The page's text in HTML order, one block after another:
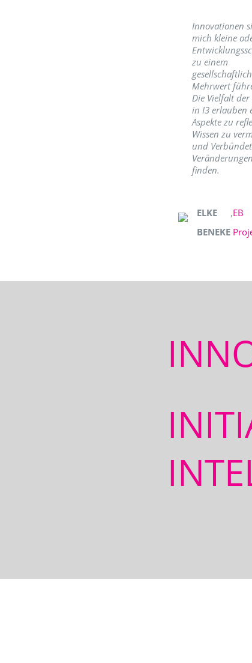
Innovationen
mich kleine
zu einem
Mehrwert
Die Vielfalt der
in I3 erlauben
Aspekte zu
Wissen zu
und
finden.
ELKE
BENEKE
,EB